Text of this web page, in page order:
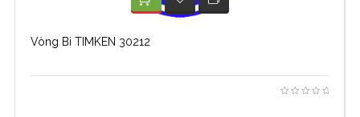
XEM TIẾPADD TO WISHLIST
Vòng Bi TIMKEN 30212